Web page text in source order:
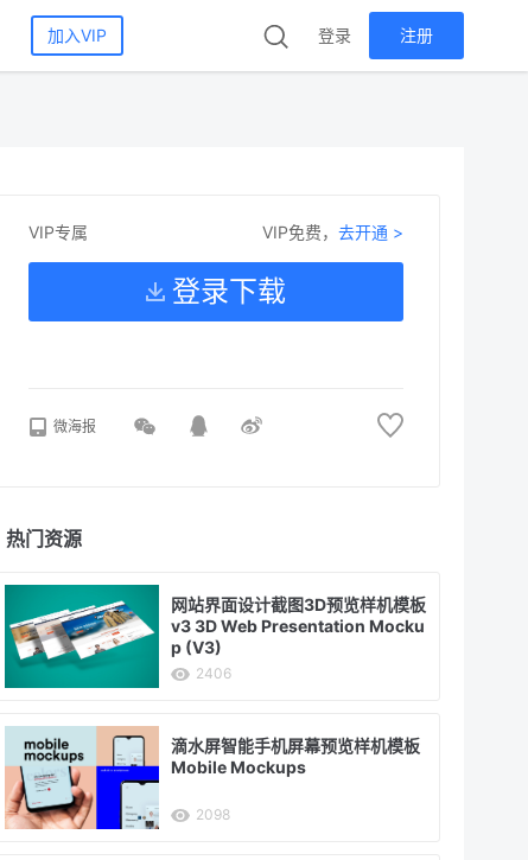
加入VIP 登录 注册
VIP专属 VIP免费，去开通 >
登录下载
微海报
热门资源
网站界面设计截图3D预览样机模板
v3 3D Web Presentation Mocku
p (V3)
2406
滴水屏智能手机屏幕预览样机模板
Mobile Mockups
2098